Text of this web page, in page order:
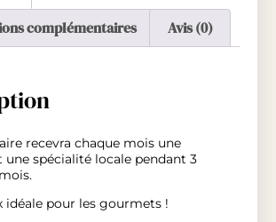
complémentaires
Avis (0)
recevra chaque mois une
une spécialité locale pendant 3
idéale pour les gourmets !